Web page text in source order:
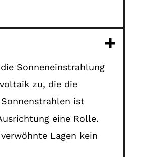
Sonneneinstrahlung
zu, die die
ist
eine Rolle.
Lagen kein